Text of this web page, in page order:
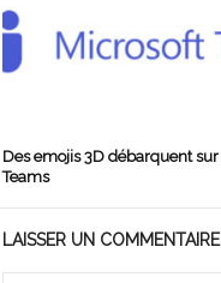
Des emojis 3D débarquent sur
Teams
LAISSER UN COMMENTAIRE